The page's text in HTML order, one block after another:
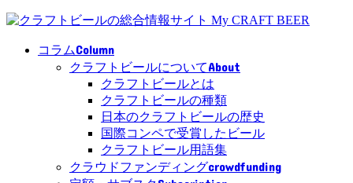
コラムColumn
クラフトビールについてAbout
クラフトビールとは
クラフトビールの種類
日本のクラフトビールの歴史
国際コンペで受賞したビール
クラフトビール用語集
クラウドファンディングcrowdfunding